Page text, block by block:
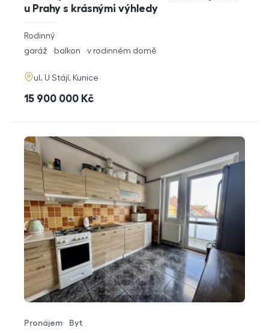
u Prahy s krásnými výhledy
rozměry
dispozice
Rodinný
funkce
garáž balkon v rodinném domě
adresa
ul. U Stájí, Kunice
cena
15 900 000 Kč
Typ nabídky
Pronájem
Typ nemovitosti
Byt